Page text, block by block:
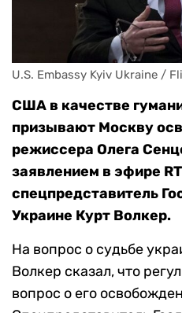
U.S. Embassy Kyiv Ukraine /
США в качестве
призывают Москву
режиссера Олега
заявлением в эфире
спецпредставитель
Украине Курт Волкер.
На вопрос о судьбе
Волкер сказал, что
вопрос о его